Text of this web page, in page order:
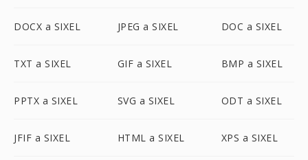
DOCX a SIXEL JPEG a SIXEL DOC a SIXEL
TXT a SIXEL GIF a SIXEL BMP a SIXEL
PPTX a SIXEL SVG a SIXEL ODT a SIXEL
JFIF a SIXEL HTML a SIXEL XPS a SIXEL